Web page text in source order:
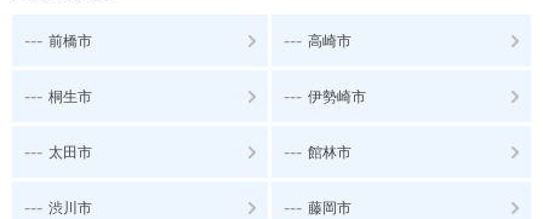
--- 前橋市 --- 高崎市
--- 桐生市 --- 伊勢崎市
--- 太田市 --- 館林市
--- 渋川市 --- 藤岡市